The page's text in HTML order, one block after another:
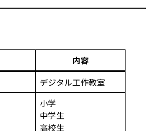
内容
デジタル工作教室
小学
中学生
高校生